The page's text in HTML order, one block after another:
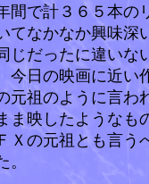
間で計３６５本
てなかなか興味
じだったに違い
日の映画に近い
祖のように言わ
ま映したような
の元祖とも言